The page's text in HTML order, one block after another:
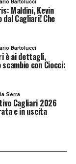
Bartolucci
Maldini, Kevin
dal Cagliari! Che
Bartolucci
è ai dettagli,
con Ciocci:
Serra
Cagliari 2026
e in uscita